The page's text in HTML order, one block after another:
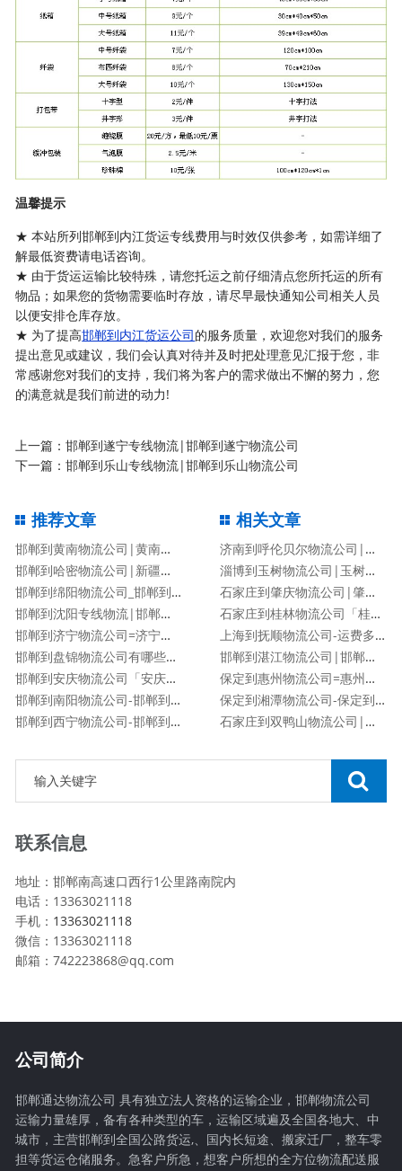
温馨提示
★ 本站所列邯郸到内江货运专线费用与时效仅供参考，如需详细了
解最低资费请电话咨询。
★ 由于货运运输比较特殊，请您托运之前仔细清点您所托运的所有
物品；如果您的货物需要临时存放，请尽早最快通知公司相关人员
以便安排仓库存放。
★ 为了提高邯郸到内江货运公司的服务质量，欢迎您对我们的服务
提出意见或建议，我们会认真对待并及时把处理意见汇报于您，非
常感谢您对我们的支持，我们将为客户的需求做出不懈的努力，您
的满意就是我们前进的动力!
上一篇：邯郸到遂宁专线物流|邯郸到遂宁物流公司
下一篇：邯郸到乐山专线物流|邯郸到乐山物流公司
推荐文章
邯郸到黄南物流公司|黄南专线
邯郸到哈密物流公司|新疆专线
邯郸到绵阳物流公司_邯郸到绵阳物流专线
邯郸到沈阳专线物流|邯郸到沈阳物流公司
邯郸到济宁物流公司=济宁专线
邯郸到盘锦物流公司有哪些专线
邯郸到安庆物流公司「安庆专线」
邯郸到南阳物流公司-邯郸到南阳货运专线
邯郸到西宁物流公司-邯郸到西宁货运专线
相关文章
济南到呼伦贝尔物流公司|济南到呼伦贝尔物流专线
淄博到玉树物流公司|玉树专线
石家庄到肇庆物流公司|肇庆专线
石家庄到桂林物流公司「桂林专线」
上海到抚顺物流公司-运费多少「服务周到」
邯郸到湛江物流公司|邯郸到湛江物流专线
保定到惠州物流公司=惠州专线
保定到湘潭物流公司-保定到湘潭货运专线
石家庄到双鸭山物流公司|石家庄到双鸭山货运专线
联系信息
地址：邯郸南高速口西行1公里路南院内
电话：13363021118
手机： 13363021118
微信：13363021118
邮箱：742223868@qq.com
公司简介
邯郸通达物流公司 具有独立法人资格的运输企业，邯郸物流公司
运输力量雄厚，备有各种类型的车，运输区域遍及全国各地大、中
城市，主营邯郸到全国公路货运,、国内长短途、搬家迁厂，整车零
担等货运仓储服务。急客户所急，想客户所想的全方位物流配送服